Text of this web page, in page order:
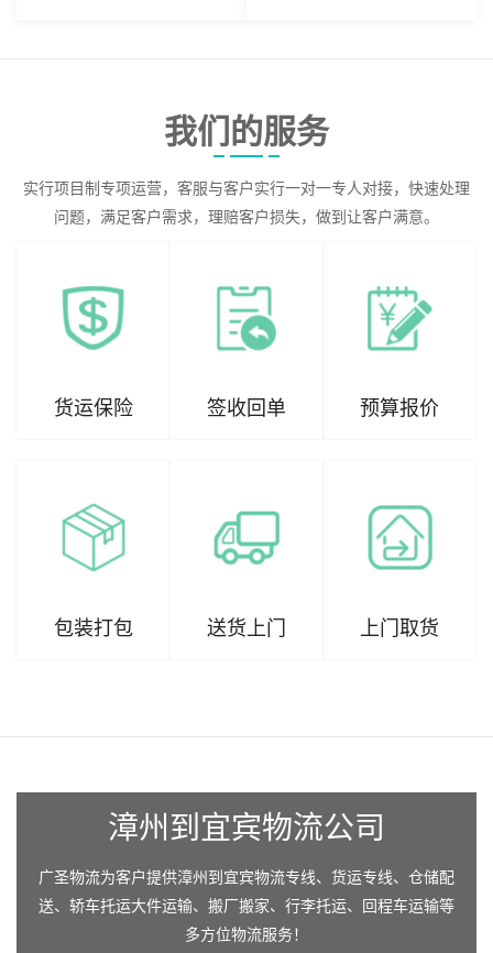
我们的服务
实行项目制专项运营，客服与客户实行一对一专人对接，快速处理
问题，满足客户需求，理赔客户损失，做到让客户满意。
货运保险 签收回单 预算报价
包装打包 送货上门 上门取货
漳州到宜宾物流公司
广圣物流为客户提供漳州到宜宾物流专线、货运专线、仓储配
送、轿车托运大件运输、搬厂搬家、行李托运、回程车运输等
多方位物流服务！